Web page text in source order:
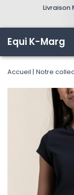
Livraison
Aller
au
contenu
Equi K-Marg
Accueil Notre